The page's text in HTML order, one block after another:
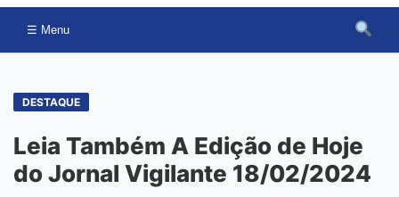
☰ Menu
DESTAQUE
Leia Também A Edição de Hoje
do Jornal Vigilante 18/02/2024